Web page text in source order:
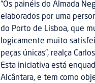
“Os painéis do Almada
elaborados por uma
do Porto de Lisboa, que
logicamente muito
peças únicas”, realça
Esta iniciativa está
Alcântara, e tem como